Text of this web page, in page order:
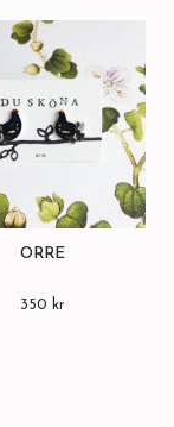
ORRE
350 kr